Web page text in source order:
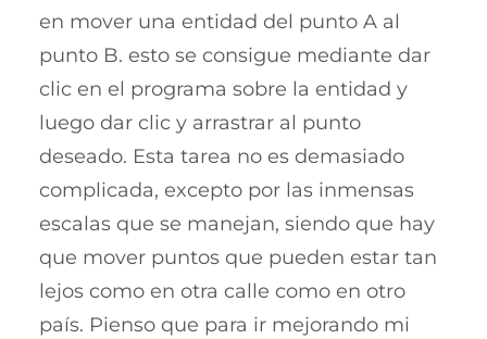
en mover una entidad del punto A al
punto B. esto se consigue mediante dar
clic en el programa sobre la entidad y
luego dar clic y arrastrar al punto
deseado. Esta tarea no es demasiado
complicada, excepto por las inmensas
escalas que se manejan, siendo que hay
que mover puntos que pueden estar tan
lejos como en otra calle como en otro
país. Pienso que para ir mejorando mi